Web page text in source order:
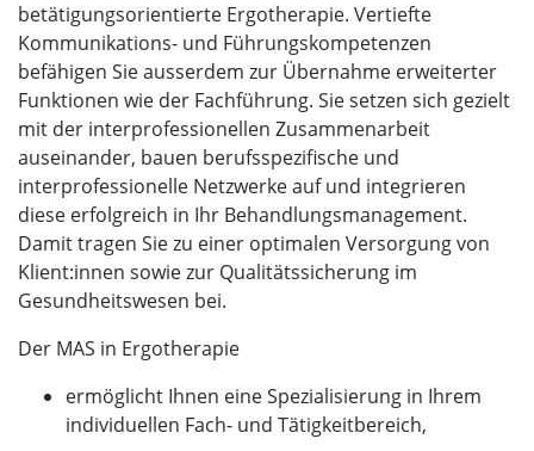
betätigungsorientierte Ergotherapie. Vertiefte
Kommunikations- und Führungskompetenzen
befähigen Sie ausserdem zur Übernahme erweiterter
Funktionen wie der Fachführung. Sie setzen sich gezielt
mit der interprofessionellen Zusammenarbeit
auseinander, bauen berufsspezifische und
interprofessionelle Netzwerke auf und integrieren
diese erfolgreich in Ihr Behandlungsmanagement.
Damit tragen Sie zu einer optimalen Versorgung von
Klient:innen sowie zur Qualitätssicherung im
Gesundheitswesen bei.
Der MAS in Ergotherapie
ermöglicht Ihnen eine Spezialisierung in Ihrem
individuellen Fach- und Tätigkeitbereich,